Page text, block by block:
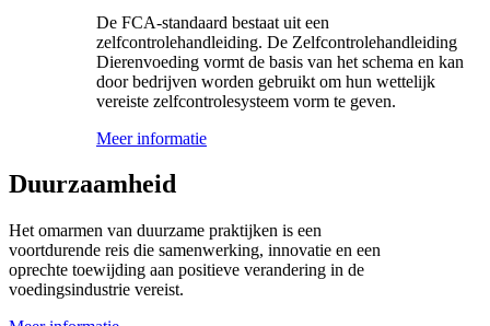
De FCA-standaard bestaat uit een
zelfcontrolehandleiding. De Zelfcontrolehandleiding
Dierenvoeding vormt de basis van het schema en kan
door bedrijven worden gebruikt om hun wettelijk
vereiste zelfcontrolesysteem vorm te geven.
Meer informatie
Duurzaamheid
Het omarmen van duurzame praktijken is een
voortdurende reis die samenwerking, innovatie en een
oprechte toewijding aan positieve verandering in de
voedingsindustrie vereist.